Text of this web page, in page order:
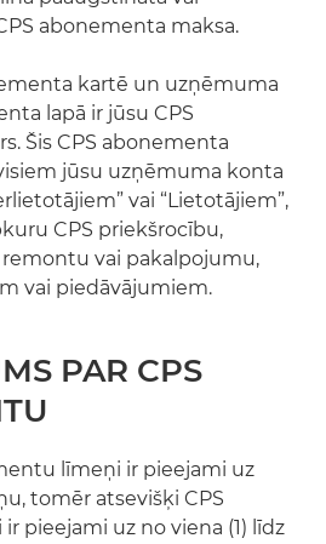
abonementa maksa.
kartē un uzņēmuma
lapā ir jūsu CPS
Šis CPS abonementa
jūsu uzņēmuma konta
vai “Lietotājiem”,
CPS priekšrocību,
vai pakalpojumu,
vai piedāvājumiem.
PAR CPS
līmeņi ir pieejami uz
tomēr atsevišķi CPS
pieejami uz no viena (1) līdz